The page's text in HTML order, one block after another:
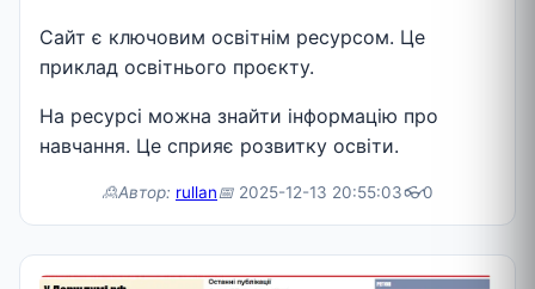
Сайт є ключовим освітнім ресурсом. Це
приклад освітнього проєкту.
На ресурсі можна знайти інформацію про
навчання. Це сприяє розвитку освіти.
🙎Автор: rullan📅 2025-12-13 20:55:03👓0